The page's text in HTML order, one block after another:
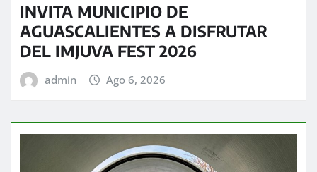
INVITA MUNICIPIO DE
AGUASCALIENTES A DISFRUTAR
DEL IMJUVA FEST 2026
admin Ago 6, 2026